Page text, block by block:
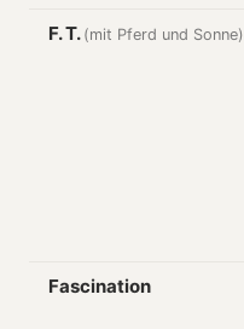
F. T. (mit Pferd und Sonne)
Fascination